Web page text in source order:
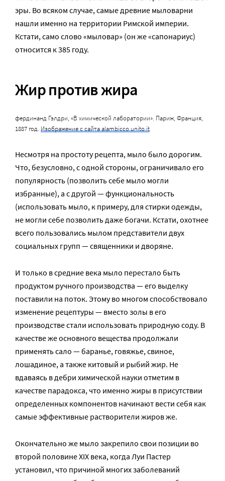
эры. Во всяком случае, самые древние мыловарни
нашли именно на территории Римской империи.
Кстати, само слово «мыловар» (он же «сапонариус)
относится к 385 году.
Жир против жира
фердинанд Гэлдри, «В химической лаборатории». Париж, Франция,
1887 год. Изображение с сайта alambicco.unito.it
Несмотря на простоту рецепта, мыло было дорогим.
Что, безусловно, с одной стороны, ограничивало его
популярность (позволить себе мыло могли
избранные), а с другой — функциональность
(использовать мыло, к примеру, для стирки одежды,
не могли себе позволить даже богачи. Кстати, охотнее
всего пользовались мылом представители двух
социальных групп — священники и дворяне.
И только в средние века мыло перестало быть
продуктом ручного производства — его выделку
поставили на поток. Этому во многом способствовало
изменение рецептуры — вместо золы в его
производстве стали использовать природную соду. В
качестве же основного вещества продолжали
применять сало — баранье, говяжье, свиное,
лошадиное, а также китовый и рыбий жир. Не
вдаваясь в дебри химической науки отметим в
качестве парадокса, что именно жиры в присутствии
определенных компонентов начинают вести себя как
самые эффективные растворители жиров же.
Окончательно же мыло закрепило свои позиции во
второй половине XIX века, когда Луи Пастер
установил, что причиной многих заболеваний